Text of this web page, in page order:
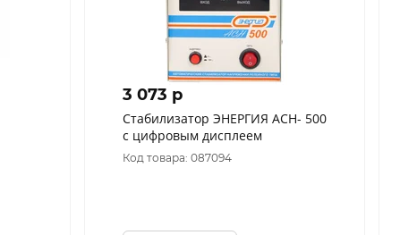
3 073 p
Cтабилизатор ЭНЕРГИЯ АСН- 500
с цифровым дисплеем
Код товара: 087094